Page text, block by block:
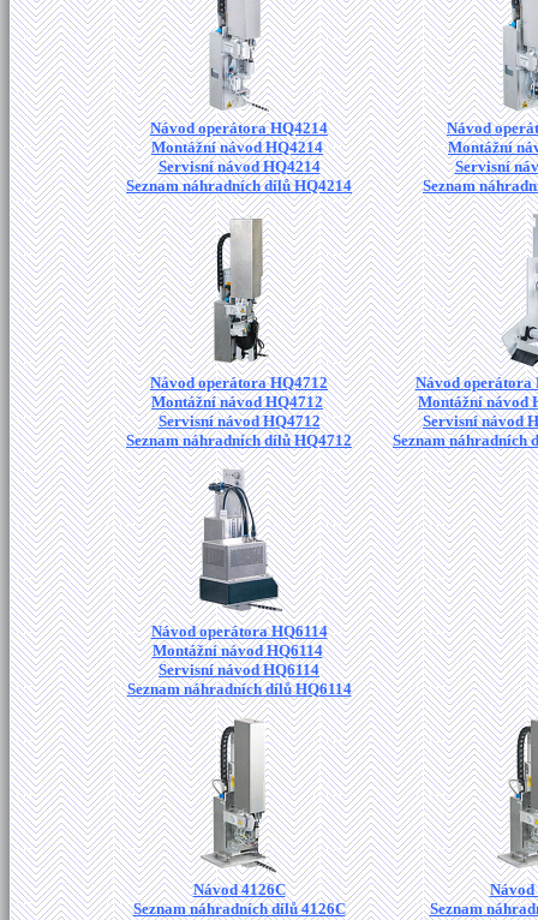
Návod operátora HQ4214
Montážní návod HQ4214
Servisní návod HQ4214
Seznam náhradních dílů HQ4214
Návod
Montážní
Servisní
Seznam
Návod operátora HQ4712
Montážní návod HQ4712
Servisní návod HQ4712
Seznam náhradních dílů HQ4712
Návod operátora
Montážní návod
Servisní návod
Seznam náhradních
Návod operátora HQ6114
Montážní návod HQ6114
Servisní návod HQ6114
Seznam náhradních dílů HQ6114
Návod 4126C
Seznam náhradních dílů 4126C
Návod
Seznam